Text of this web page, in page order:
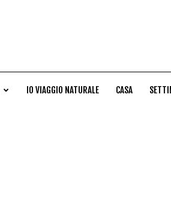
IO VIAGGIO NATURALE CASA